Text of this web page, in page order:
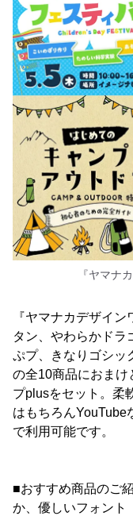
『ヤマナ
『ヤマナカデザイ
タン、やわらかドラ
ぷプ、きなりゴシッ
の全10商品におまけ
プplusをセット。柔
はもちろんYouTube
で利用可能です。
■おすすめ商品のご
か、優しいフォン